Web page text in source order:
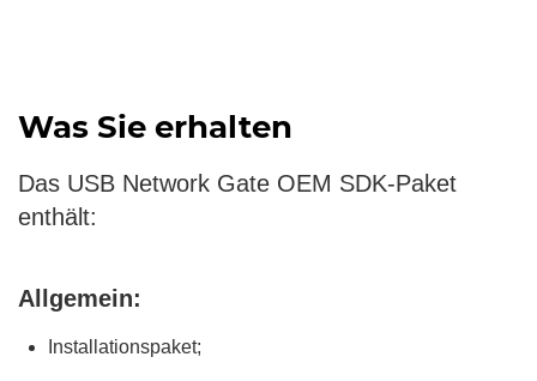
Was Sie erhalten
Das USB Network Gate OEM SDK-Paket
enthält:
Allgemein:
Installationspaket;